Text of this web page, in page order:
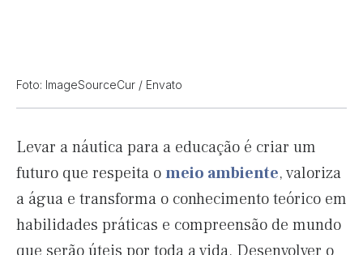
Foto: ImageSourceCur / Envato
Levar a náutica para a educação é criar um
futuro que respeita omeio ambiente, valoriza
a água e transforma o conhecimento teórico em
habilidades práticas e compreensão de mundo